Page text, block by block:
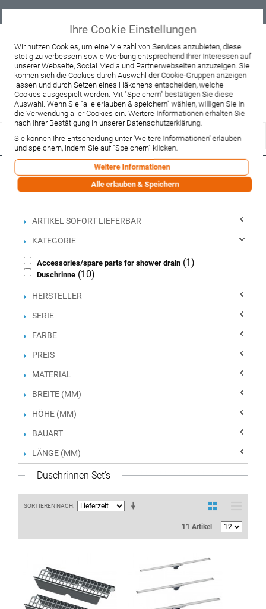
Beratung & Verkauf
+49 37467 66944
Montag - Freitag:
10:00 - 12:00 Uhr
13:00 - 16:00 Uhr
Samstag:
9:00 - 12:00 Uhr
Lieferzeitanfrage Widerruf
Filtern nach
ARTIKEL SOFORT LIEFERBAR
KATEGORIE
Accessories/spare parts for shower drain (1)
Duschrinne (10)
HERSTELLER
SERIE
FARBE
PREIS
MATERIAL
BREITE (MM)
HÖHE (MM)
BAUART
LÄNGE (MM)
Duschrinnen Set's
SORTIEREN NACH
11 Artikel
Ihre Cookie Einstellungen
Wir nutzen Cookies, um eine Vielzahl von Services anzubieten, diese
stetig zu verbessern sowie Werbung entsprechend Ihrer Interessen auf
unserer Webseite, Social Media und Partnerwebseiten anzuzeigen. Sie
können sich die Cookies durch Auswahl der Cookie-Gruppen anzeigen
lassen und durch Setzen eines Häkchens entscheiden, welche
Cookies ausgespielt werden. Mit "Speichern" bestätigen Sie diese
Auswahl. Wenn Sie "alle erlauben & speichern" wählen, willigen Sie in
die Verwendung aller Cookies ein. Weitere Informationen erhalten Sie
nach Ihrer Bestätigung in unserer Datenschutzerklärung.
Sie können Ihre Entscheidung unter 'Weitere Informationen' erlauben
und speichern, indem Sie auf "Speichern" klicken.
Weitere Informationen
Alle erlauben & Speichern